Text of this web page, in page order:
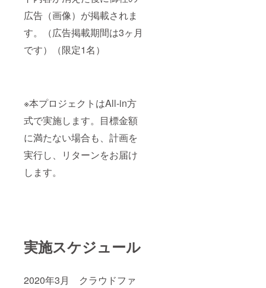
広告（画像）が掲載されま
す。（広告掲載期間は3ヶ月
です）（限定1名）
※本プロジェクトはAll-in方
式で実施します。目標金額
に満たない場合も、計画を
実行し、リターンをお届け
します。
実施スケジュール
2020年3月 クラウドファ